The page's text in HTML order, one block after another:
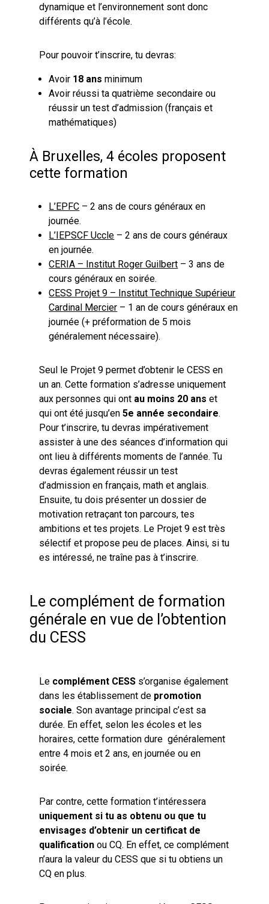
dynamique et l’environnement sont donc
différents qu’à l’école.
Pour pouvoir t’inscrire, tu devras:
Avoir 18 ans minimum
Avoir réussi ta quatrième secondaire ou
réussir un test d’admission (français et
mathématiques)
À Bruxelles, 4 écoles proposent
cette formation
L’EPFC – 2 ans de cours généraux en
journée.
L’IEPSCF Uccle – 2 ans de cours généraux
en journée.
CERIA – Institut Roger Guilbert – 3 ans de
cours généraux en soirée.
CESS Projet 9 – Institut Technique Supérieur
Cardinal Mercier – 1 an de cours généraux en
journée (+ préformation de 5 mois
généralement nécessaire).
Seul le Projet 9 permet d’obtenir le CESS en
un an. Cette formation s’adresse uniquement
aux personnes qui ont au moins 20 ans et
qui ont été jusqu’en5e année secondaire.
Pour t’inscrire, tu devras impérativement
assister à une des séances d’information qui
ont lieu à différents moments de l’année. Tu
devras également réussir un test
d’admission en français, math et anglais.
Ensuite, tu dois présenter un dossier de
motivation retraçant ton parcours, tes
ambitions et tes projets. Le Projet 9 est très
sélectif et propose peu de places. Ainsi, si tu
es intéressé, ne traîne pas à t’inscrire.
Le complément de formation
générale en vue de l’obtention
du CESS
Le complément CESS s’organise également
dans les établissement de promotion
sociale. Son avantage principal c’est sa
durée. En effet, selon les écoles et les
horaires, cette formation dure généralement
entre 4 mois et 2 ans, en journée ou en
soirée.
Par contre, cette formation t’intéressera
uniquement si tu as obtenu ou que tu
envisages d’obtenir un certificat de
qualification ou CQ. En effet, ce complément
n’aura la valeur du CESS que si tu obtiens un
CQ en plus.